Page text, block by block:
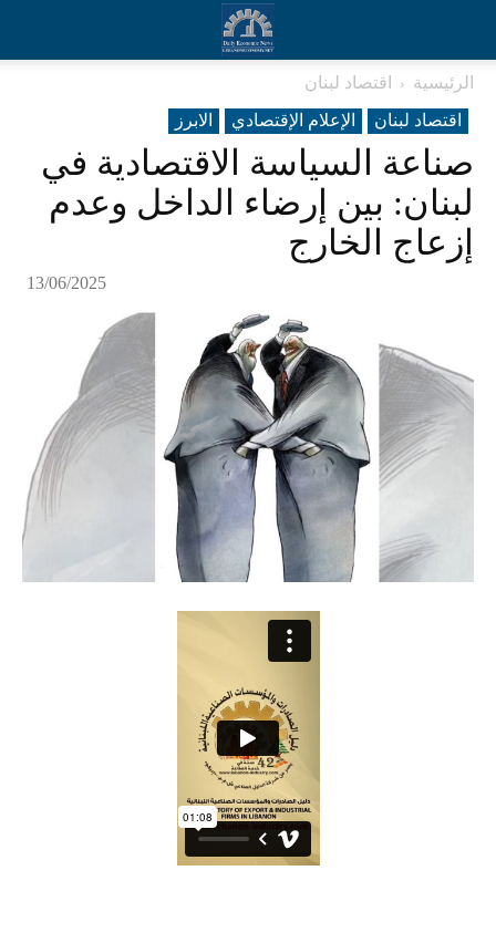
الرئيسية
اقتصاد لبنان
اقتصاد لبنان
الإعلام الإقتصادي الابرز
صناعة السياسة الاقتصادية في
لبنان: بين إرضاء الداخل وعدم
إزعاج الخارج
13/06/2025